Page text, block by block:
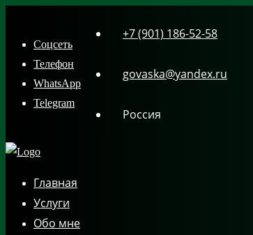
content
Соцсеть
Телефон
WhatsApp
Telegram
+7 (901) 186-52-58
govaska@yandex.ru
Россия
Главная
Услуги
Обо мне